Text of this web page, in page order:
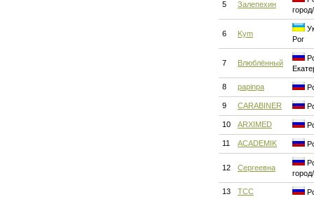
5 Залепехин
6 Kym
Рог
7 Влюблённый
8 papinpa
9 CARABINER
10 ARXIMED
11 ACADEMIK
12 Сергеевна
13 ТСС